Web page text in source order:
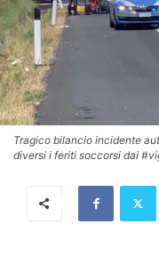
Tragico bilancio incidente
diversi i feriti soccorsi dai